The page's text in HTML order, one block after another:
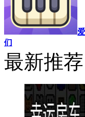
们
最新推荐